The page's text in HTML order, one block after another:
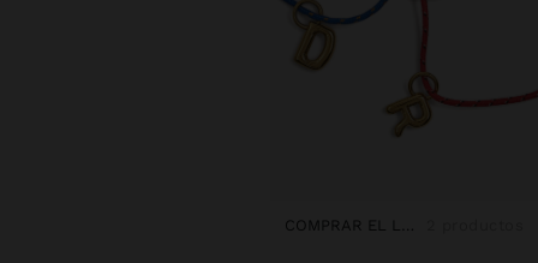
COMPRAR EL LOOK